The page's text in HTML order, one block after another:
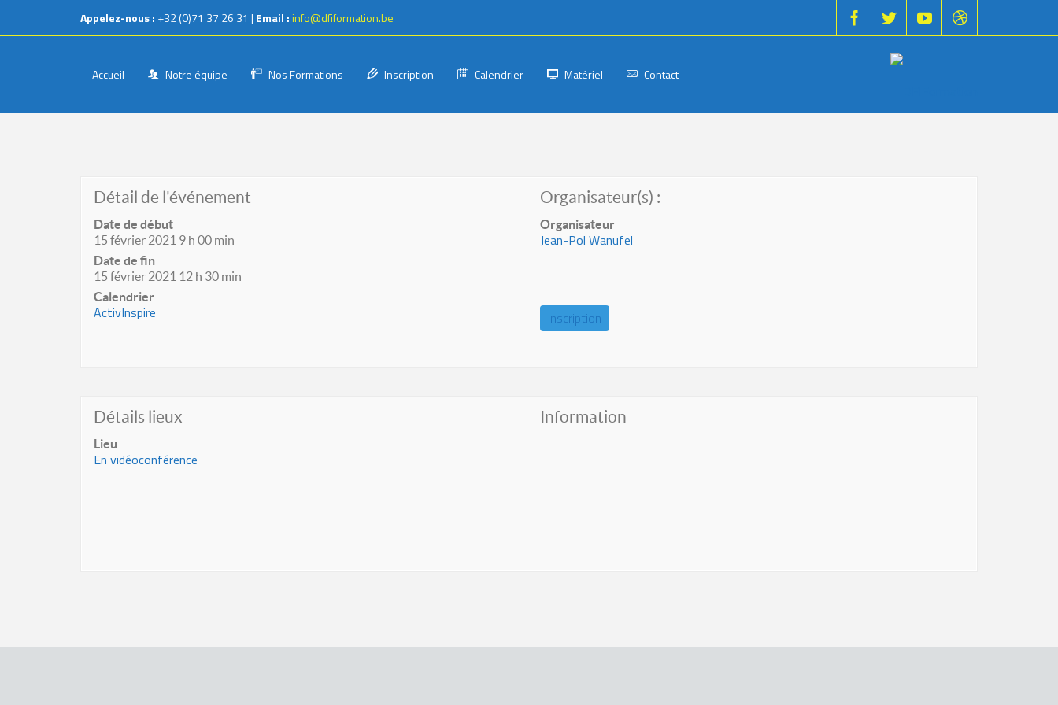
Appelez-nous : +32 (0)71 37 26 31 | Email :info@dfiformation.be
Accueil Notre équipe Nos Formations Inscription Calendrier Matériel Contact
Détail de l'événement
Date de début
15 février 2021 9 h 00 min
Date de fin
15 février 2021 12 h 30 min
Calendrier
ActivInspire
Organisateur(s) :
Organisateur
Jean-Pol Wanufel
Inscription
Détails lieux
Lieu
En vidéoconférence
Information